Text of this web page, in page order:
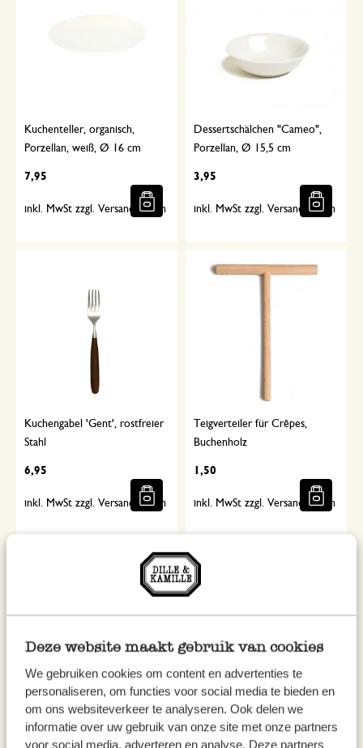
Deze website maakt gebruik van cookies
We gebruiken cookies om content en advertenties te
personaliseren, om functies voor social media te bieden en
om ons websiteverkeer te analyseren. Ook delen we
informatie over uw gebruik van onze site met onze partners
voor social media, adverteren en analyse. Deze partners
Kuchenteller, organisch,
Porzellan, weiß, Ø 16 cm
7,95
inkl. MwSt zzgl. Versandkosten
Dessertschälchen "Cameo",
Porzellan, Ø 15,5 cm
3,95
inkl. MwSt zzgl. Versandkosten
Kuchengabel 'Gent', rostfreier
Stahl
6,95
inkl. MwSt zzgl. Versandkosten
Teigverteiler für Crêpes,
Buchenholz
1,50
inkl. MwSt zzgl. Versandkosten
steingut, grau, Ø 15 cm
rostfreier Stahl, 14,5 cm